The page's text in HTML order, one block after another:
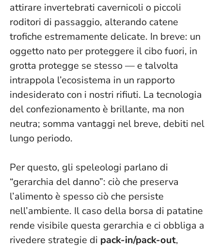
attirare invertebrati cavernicoli o piccoli
roditori di passaggio, alterando catene
trofiche estremamente delicate. In breve: un
oggetto nato per proteggere il cibo fuori, in
grotta protegge se stesso — e talvolta
intrappola l’ecosistema in un rapporto
indesiderato con i nostri rifiuti. La tecnologia
del confezionamento è brillante, ma non
neutra; somma vantaggi nel breve, debiti nel
lungo periodo.
Per questo, gli speleologi parlano di
“gerarchia del danno”: ciò che preserva
l’alimento è spesso ciò che persiste
nell’ambiente. Il caso della borsa di patatine
rende visibile questa gerarchia e ci obbliga a
rivedere strategie di pack-in/pack-out,